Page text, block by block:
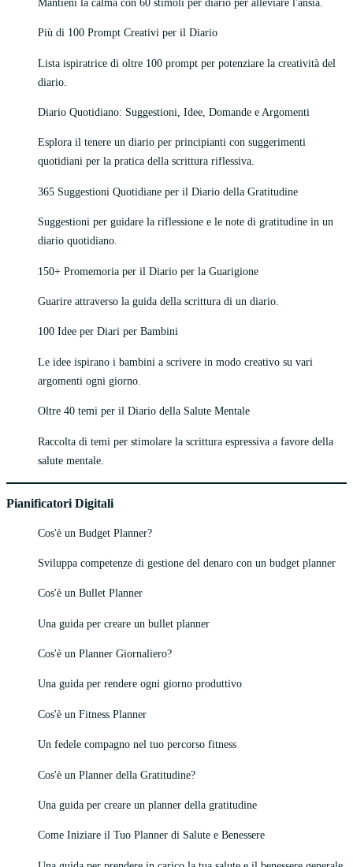
Più di 100 Prompt Creativi per il Diario
Lista ispiratrice di oltre 100 prompt per potenziare la creatività del
diario.
Diario Quotidiano: Suggestioni, Idee, Domande e Argomenti
Esplora il tenere un diario per principianti con suggerimenti
quotidiani per la pratica della scrittura riflessiva.
365 Suggestioni Quotidiane per il Diario della Gratitudine
Suggestioni per guidare la riflessione e le note di gratitudine in un
diario quotidiano.
150+ Promemoria per il Diario per la Guarigione
Guarire attraverso la guida della scrittura di un diario.
100 Idee per Diari per Bambini
Le idee ispirano i bambini a scrivere in modo creativo su vari
argomenti ogni giorno.
Oltre 40 temi per il Diario della Salute Mentale
Raccolta di temi per stimolare la scrittura espressiva a favore della
salute mentale.
Pianificatori Digitali
Cos'è un Budget Planner?
Sviluppa competenze di gestione del denaro con un budget planner
Cos'è un Bullet Planner
Una guida per creare un bullet planner
Cos'è un Planner Giornaliero?
Una guida per rendere ogni giorno produttivo
Cos'è un Fitness Planner
Un fedele compagno nel tuo percorso fitness
Cos'è un Planner della Gratitudine?
Una guida per creare un planner della gratitudine
Come Iniziare il Tuo Planner di Salute e Benessere